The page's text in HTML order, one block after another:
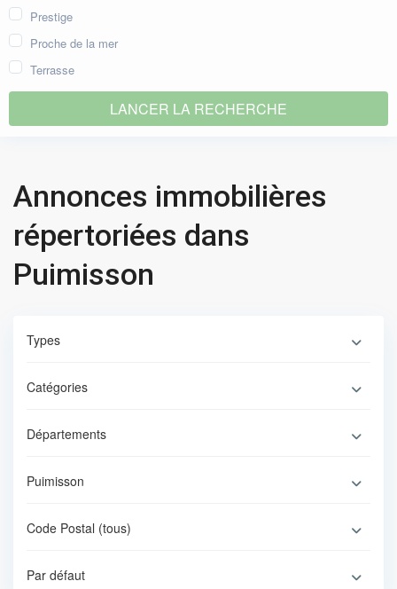
Prestige
Proche de la mer
Terrasse
Annonces immobilières
répertoriées dans
Puimisson
Types
Catégories
Départements
Puimisson
Code Postal (tous)
Par défaut